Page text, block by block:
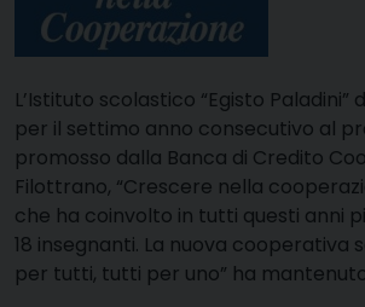
L’Istituto scolastico “Egisto
per il settimo anno consecutivo al
promosso dalla Banca di Credito
Filottrano, “Crescere nella
che ha coinvolto in tutti questi anni
18 insegnanti. La nuova cooperativa
per tutti, tutti per uno” ha